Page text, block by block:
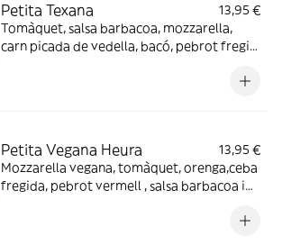
Petita Texana
13,95 €
Tomàquet, salsa barbacoa, mozzarella,
carn picada de vedella, bacó, pebrot fregit
Petita Vegana Heura
13,95 €
Mozzarella vegana, tomàquet, orenga,ceba
fregida, pebrot vermell , salsa barbacoa i